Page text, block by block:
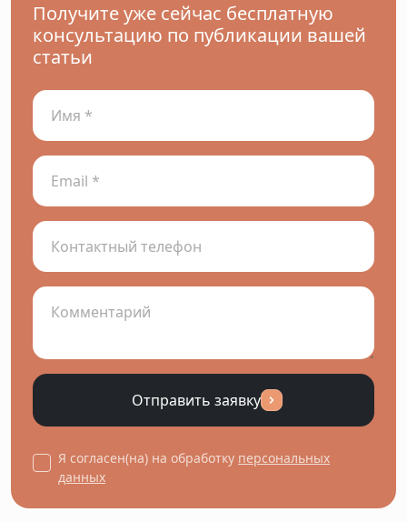
Получите уже сейчас бесплатную
консультацию по публикации вашей
статьи
Отправить заявку
Я согласен(на) на обработку персональных
данных